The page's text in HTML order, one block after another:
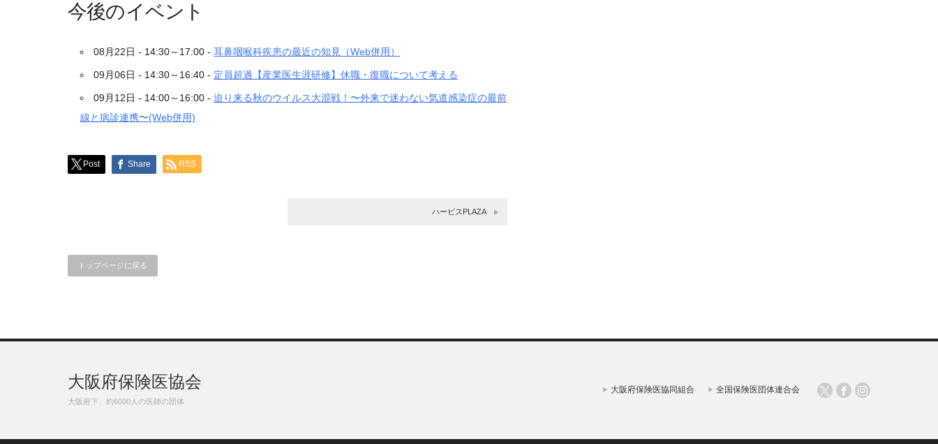
今後のイベント
08月22日 - 14:30～17:00 -耳鼻咽喉科疾患の最近の知見（Web併用）
09月06日 - 14:30～16:40 - 定員超過【産業医生涯研修】休職・復職について考える
09月12日 - 14:00～16:00 -迫り来る秋のウイルス大混戦！〜外来で迷わない気道感染症の最前
線と病診連携〜(Web併用)
Post Share RSS
ハービスPLAZA
トップページに戻る
大阪府保険医協会
大阪府下、約6000人の医師の団体
大阪府保険医協同組合 全国保険医団体連合会